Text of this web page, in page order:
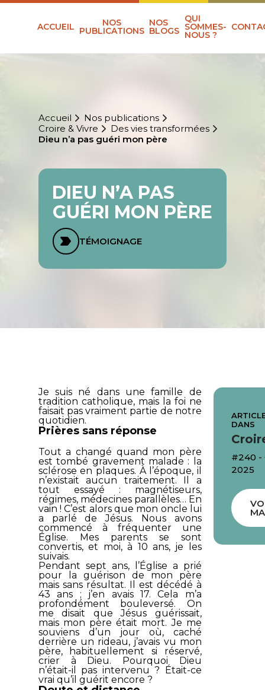
ACCUEIL NOS
PUBLICATIONS
NOS
BLOGS
QUI
SOMMES-
NOUS ?
Accueil
Nos publications
Croire & Vivre
Des vies transformées
Dieu n’a pas guéri mon père
DIEU N’A PAS
GUÉRI MON PÈRE
TÉMOIGNAGE
Je suis né dans une famille de
tradition catholique, mais la foi ne
faisait pas vraiment partie de notre
quotidien.
Prières sans réponse
Tout a changé quand mon père
est tombé gravement malade : la
sclérose en plaques. À l’époque, il
n’existait aucun traitement. Il a
tout essayé : magnétiseurs,
régimes, médecines parallèles… En
vain ! C’est alors que mon oncle lui
a parlé de Jésus. Nous avons
commencé à fréquenter une
Église. Mes parents se sont
convertis, et moi, à 10 ans, je les
suivais.
Pendant sept ans, l’Église a prié
pour la guérison de mon père
mais sans résultat. Il est décédé à
43 ans ; j’en avais 17. Cela m’a
profondément bouleversé. On
me disait que Jésus guérissait,
mais mon père était mort. Je me
souviens d’un jour où, caché
derrière un rideau, j’avais vu mon
père, habituellement si réservé,
crier à Dieu. Pourquoi Dieu
n’était-il pas intervenu ? Était-ce
vrai qu’il guérit encore ?
DANS
#240 -
2025